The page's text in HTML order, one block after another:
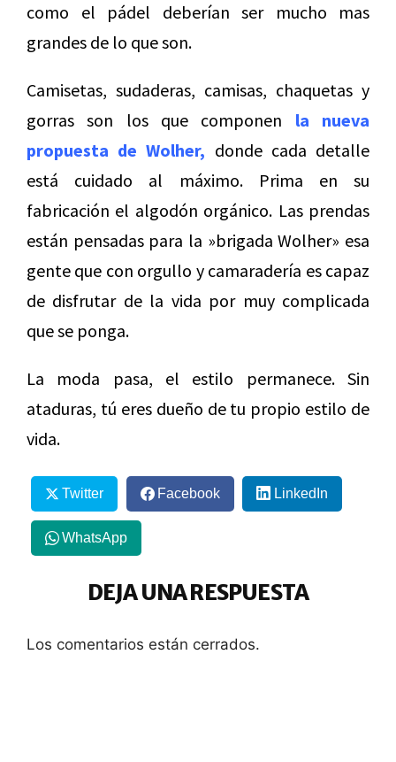
como el pádel deberían ser mucho mas
grandes de lo que son.
Camisetas, sudaderas, camisas, chaquetas y
gorras son los que componen la nueva
propuesta de Wolher, donde cada detalle
está cuidado al máximo. Prima en su
fabricación el algodón orgánico. Las prendas
están pensadas para la »brigada Wolher» esa
gente que con orgullo y camaradería es capaz
de disfrutar de la vida por muy complicada
que se ponga.
La moda pasa, el estilo permanece. Sin
ataduras, tú eres dueño de tu propio estilo de
vida.
Twitter Facebook LinkedIn
WhatsApp
DEJA UNA RESPUESTA
Los comentarios están cerrados.